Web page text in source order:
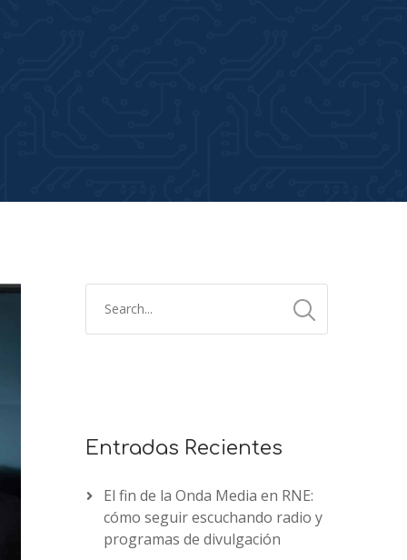
Entradas Recientes
El fin de la Onda Media en RNE:
cómo seguir escuchando radio y
programas de divulgación